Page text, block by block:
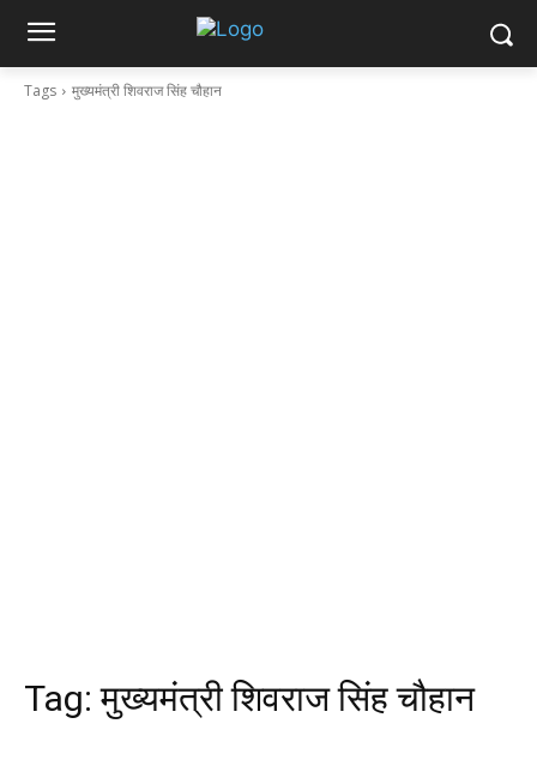
Tags मुख्यमंत्री शिवराज सिंह चौहान
Tag:मुख्यमंत्री शिवराज सिंह चौहान